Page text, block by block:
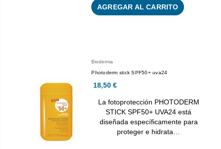
AGREGAR AL CARRITO
Bioderma
Photoderm stick SPF50+ uva24
18,50 €
La fotoprotección PHOTODERM
STICK SPF50+ UVA24 está
diseñada específicamente para
proteger e hidrata…